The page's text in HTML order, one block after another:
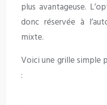
plus avantageuse.
donc réservée à
mixte.
Voici une grille simple
: